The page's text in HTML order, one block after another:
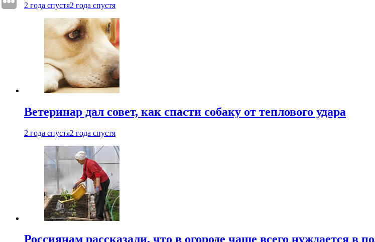
2 года спустя2 года спустя
Ветеринар дал совет, как спасти собаку от теплового удара
2 года спустя2 года спустя
Россиянам рассказали, что в огороде чаще всего нуждается в